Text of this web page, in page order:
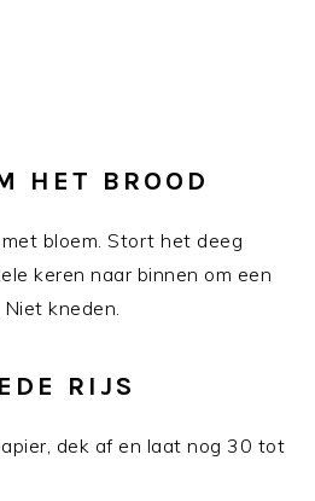
HET BROOD
bloem. Stort het deeg
keren naar binnen om een
kneden.
RIJS
dek af en laat nog 30 tot